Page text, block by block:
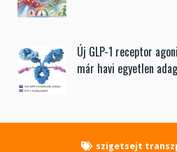
Új GLP-1 receptor
már havi egyetlen
szigetsejt